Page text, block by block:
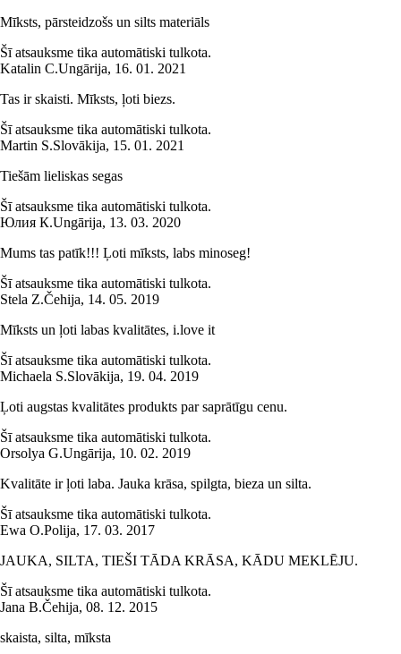
Mīksts, pārsteidzošs un silts materiāls
Šī atsauksme tika automātiski tulkota.
Katalin C.Ungārija, 16. 01. 2021
Tas ir skaisti. Mīksts, ļoti biezs.
Šī atsauksme tika automātiski tulkota.
Martin S.Slovākija, 15. 01. 2021
Tiešām lieliskas segas
Šī atsauksme tika automātiski tulkota.
Юлия К.Ungārija, 13. 03. 2020
Mums tas patīk!!! Ļoti mīksts, labs minoseg!
Šī atsauksme tika automātiski tulkota.
Stela Z.Čehija, 14. 05. 2019
Mīksts un ļoti labas kvalitātes, i.love it
Šī atsauksme tika automātiski tulkota.
Michaela S.Slovākija, 19. 04. 2019
Ļoti augstas kvalitātes produkts par saprātīgu cenu.
Šī atsauksme tika automātiski tulkota.
Orsolya G.Ungārija, 10. 02. 2019
Kvalitāte ir ļoti laba. Jauka krāsa, spilgta, bieza un silta.
Šī atsauksme tika automātiski tulkota.
Ewa O.Polija, 17. 03. 2017
JAUKA, SILTA, TIEŠI TĀDA KRĀSA, KĀDU MEKLĒJU.
Šī atsauksme tika automātiski tulkota.
Jana B.Čehija, 08. 12. 2015
skaista, silta, mīksta